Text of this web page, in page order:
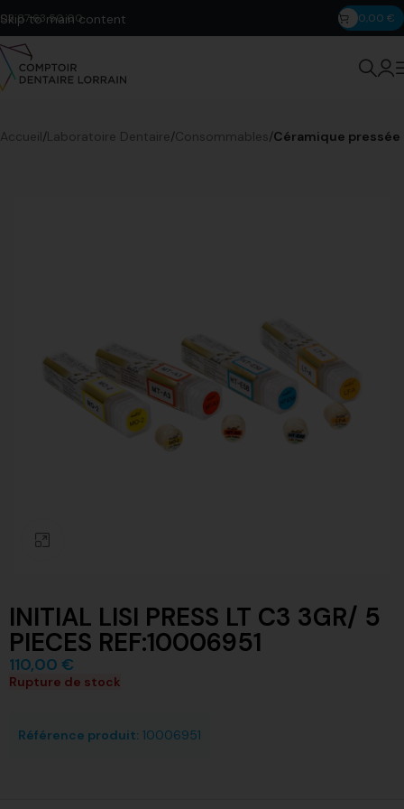
Skip to main content
03 87 63 50 00 0,00 €
Accueil Laboratoire Dentaire Consommables Céramique pressée
INITIAL LISI PRESS LT C3 3GR/ 5
PIECES REF:10006951
110,00 €
Rupture de stock
Référence produit: 10006951